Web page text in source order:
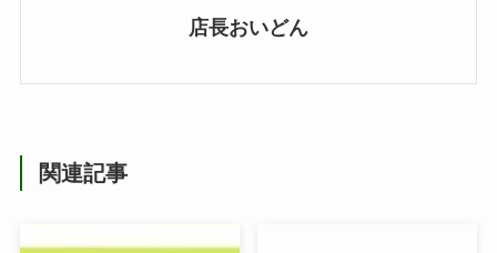
店長おいどん
関連記事